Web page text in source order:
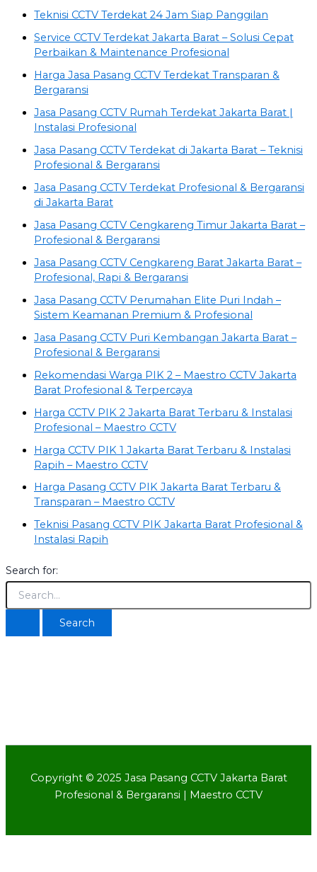
Teknisi CCTV Terdekat 24 Jam Siap Panggilan
Service CCTV Terdekat Jakarta Barat – Solusi Cepat
Perbaikan & Maintenance Profesional
Harga Jasa Pasang CCTV Terdekat Transparan &
Bergaransi
Jasa Pasang CCTV Rumah Terdekat Jakarta Barat |
Instalasi Profesional
Jasa Pasang CCTV Terdekat di Jakarta Barat – Teknisi
Profesional & Bergaransi
Jasa Pasang CCTV Terdekat Profesional & Bergaransi
di Jakarta Barat
Jasa Pasang CCTV Cengkareng Timur Jakarta Barat –
Profesional & Bergaransi
Jasa Pasang CCTV Cengkareng Barat Jakarta Barat –
Profesional, Rapi & Bergaransi
Jasa Pasang CCTV Perumahan Elite Puri Indah –
Sistem Keamanan Premium & Profesional
Jasa Pasang CCTV Puri Kembangan Jakarta Barat –
Profesional & Bergaransi
Rekomendasi Warga PIK 2 – Maestro CCTV Jakarta
Barat Profesional & Terpercaya
Harga CCTV PIK 2 Jakarta Barat Terbaru & Instalasi
Profesional – Maestro CCTV
Harga CCTV PIK 1 Jakarta Barat Terbaru & Instalasi
Rapih – Maestro CCTV
Harga Pasang CCTV PIK Jakarta Barat Terbaru &
Transparan – Maestro CCTV
Teknisi Pasang CCTV PIK Jakarta Barat Profesional &
Instalasi Rapih
Search for:
Copyright © 2025 Jasa Pasang CCTV Jakarta Barat
Profesional & Bergaransi | Maestro CCTV